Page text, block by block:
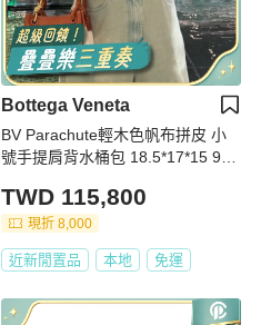
Bottega Veneta
BV Parachute輕木色帆布拼皮 小
號手提肩背水桶包 18.5*17*15 99
TWD 115,800
現折 8,000
近新閒置品 本地 免運